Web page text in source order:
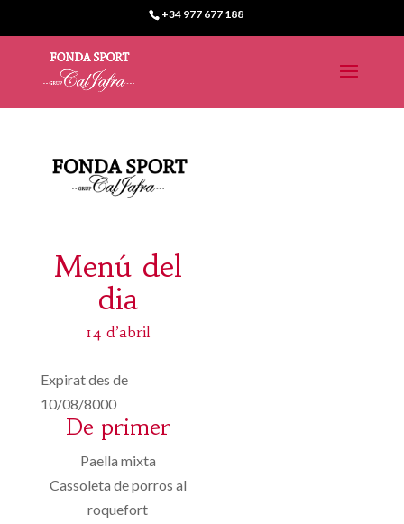
+34 977 677 188
Menú del
dia
14 d’abril
Expirat des de
10/08/8000
De primer
Paella mixta
Cassoleta de porros al
roquefort